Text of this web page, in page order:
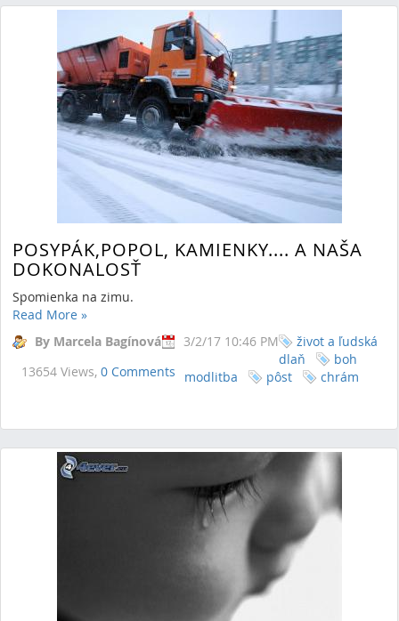
POSYPÁK,POPOL, KAMIENKY.... A NAŠA
DOKONALOSŤ
Spomienka na zimu.
Read More »
By Marcela Bagínová
3/2/17 10:46 PM
13654 Views, 0 Comments
život a ľudská
dlaň
boh
modlitba
pôst chrám